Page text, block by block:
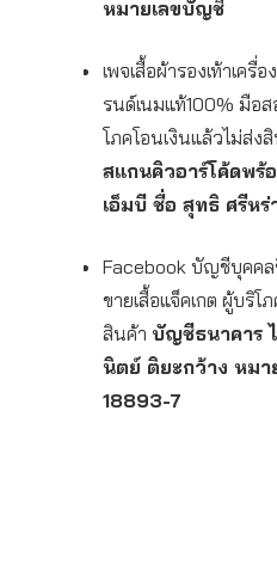
หมายเลขบัญช
เพจเสื้อผ้ารองเท้าเค
รนด์เนมแท้100% มือ
โภคโอนเงินแล้วไม่ส่ง
สแกนคิวอาร์โค้ดพร้
เอ็มบี ชื่อ สุทธิ ศรีหร่
Facebook บัญชีบุคค
ขายเสื้อแจ็คเกต ผู้บริโ
สินค้า บัญชีธนาคาร
นิตย์ ติยะกว้าง หมา
18893-7